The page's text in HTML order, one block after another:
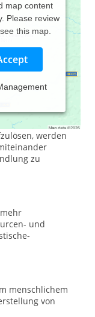
map content
Please review
this map.
Therapie.
nähern zu
werden
zu
und
menschlichem
von